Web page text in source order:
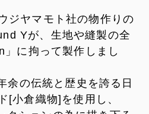
ジヤマモト社の物作りの
Yが、生地や縫製の全
に拘って製作しまし
余の伝統と歴史を誇る日
[小倉織物]を使用し、